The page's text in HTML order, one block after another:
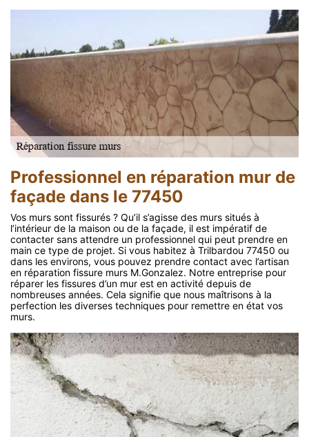
Professionnel en réparation mur de
façade dans le 77450
Vos murs sont fissurés ? Qu’il s’agisse des murs situés à
l’intérieur de la maison ou de la façade, il est impératif de
contacter sans attendre un professionnel qui peut prendre en
main ce type de projet. Si vous habitez à Trilbardou 77450 ou
dans les environs, vous pouvez prendre contact avec l’artisan
en réparation fissure murs M.Gonzalez. Notre entreprise pour
réparer les fissures d’un mur est en activité depuis de
nombreuses années. Cela signifie que nous maîtrisons à la
perfection les diverses techniques pour remettre en état vos
murs.